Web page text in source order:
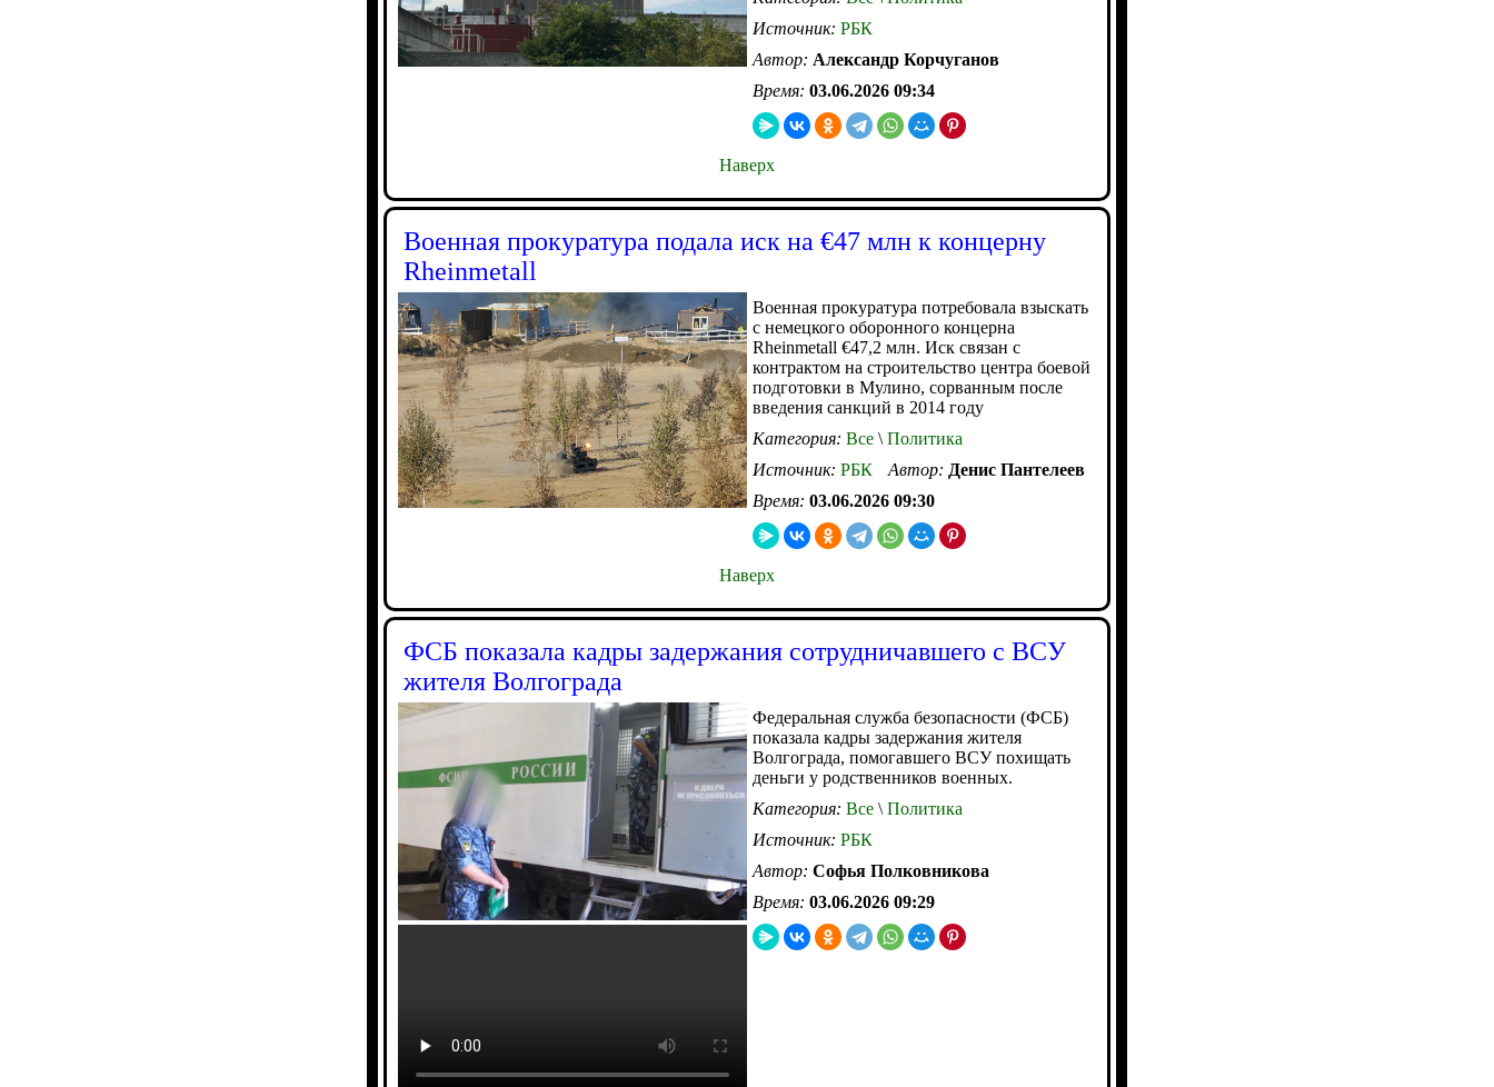
Источник: РБК
Автор: Александр Корчуганов
Время: 03.06.2026 09:34
Наверх
Военная прокуратура подала иск на €47 млн к концерну
Rheinmetall
Военная прокуратура потребовала взыскать
с немецкого оборонного концерна
Rheinmetall €47,2 млн. Иск связан с
контрактом на строительство центра боевой
подготовки в Мулино, сорванным после
введения санкций в 2014 году
Категория: Все \ Политика
Источник: РБК Автор: Денис Пантелеев
Время: 03.06.2026 09:30
Наверх
ФСБ показала кадры задержания сотрудничавшего с ВСУ
жителя Волгограда
Федеральная служба безопасности (ФСБ)
показала кадры задержания жителя
Волгограда, помогавшего ВСУ похищать
деньги у родственников военных.
Категория: Все \ Политика
Источник: РБК
Автор: Софья Полковникова
Время: 03.06.2026 09:29